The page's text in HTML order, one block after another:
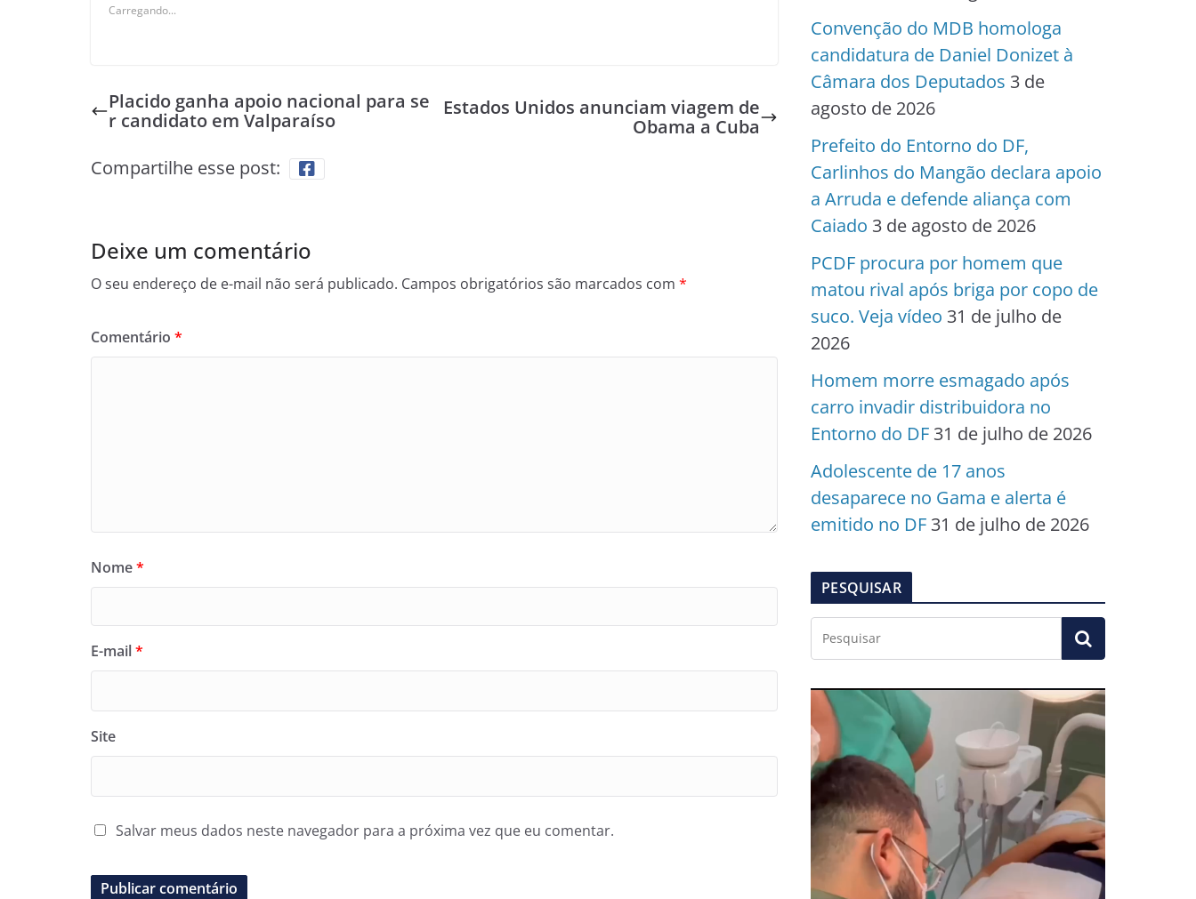
Carregando...
Placido ganha apoio nacional para se
r candidato em Valparaíso
Estados Unidos anunciam viagem de
Obama a Cuba
Compartilhe esse post:
Deixe um comentário
O seu endereço de e-mail não será publicado. Campos obrigatórios são marcados com *
Comentário *
Nome*
E-mail*
Site
Salvar meus dados neste navegador para a próxima vez que eu comentar.
Convenção do MDB homologa
candidatura de Daniel Donizet à
Câmara dos Deputados 3 de
agosto de 2026
Prefeito do Entorno do DF,
Carlinhos do Mangão declara apoio
a Arruda e defende aliança com
Caiado 3 de agosto de 2026
PCDF procura por homem que
matou rival após briga por copo de
suco. Veja vídeo 31 de julho de
2026
Homem morre esmagado após
carro invadir distribuidora no
Entorno do DF 31 de julho de 2026
Adolescente de 17 anos
desaparece no Gama e alerta é
emitido no DF 31 de julho de 2026
PESQUISAR